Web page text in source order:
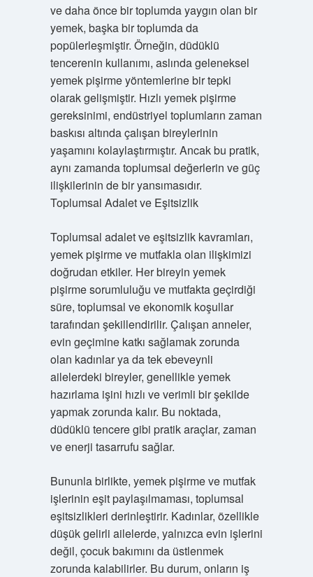
ve daha önce bir toplumda yaygın olan bir
yemek, başka bir toplumda da
popülerleşmiştir. Örneğin, düdüklü
tencerenin kullanımı, aslında geleneksel
yemek pişirme yöntemlerine bir tepki
olarak gelişmiştir. Hızlı yemek pişirme
gereksinimi, endüstriyel toplumların zaman
baskısı altında çalışan bireylerinin
yaşamını kolaylaştırmıştır. Ancak bu pratik,
aynı zamanda toplumsal değerlerin ve güç
ilişkilerinin de bir yansımasıdır.
Toplumsal Adalet ve Eşitsizlik
Toplumsal adalet ve eşitsizlik kavramları,
yemek pişirme ve mutfakla olan ilişkimizi
doğrudan etkiler. Her bireyin yemek
pişirme sorumluluğu ve mutfakta geçirdiği
süre, toplumsal ve ekonomik koşullar
tarafından şekillendirilir. Çalışan anneler,
evin geçimine katkı sağlamak zorunda
olan kadınlar ya da tek ebeveynli
ailelerdeki bireyler, genellikle yemek
hazırlama işini hızlı ve verimli bir şekilde
yapmak zorunda kalır. Bu noktada,
düdüklü tencere gibi pratik araçlar, zaman
ve enerji tasarrufu sağlar.
Bununla birlikte, yemek pişirme ve mutfak
işlerinin eşit paylaşılmaması, toplumsal
eşitsizlikleri derinleştirir. Kadınlar, özellikle
düşük gelirli ailelerde, yalnızca evin işlerini
değil, çocuk bakımını da üstlenmek
zorunda kalabilirler. Bu durum, onların iş